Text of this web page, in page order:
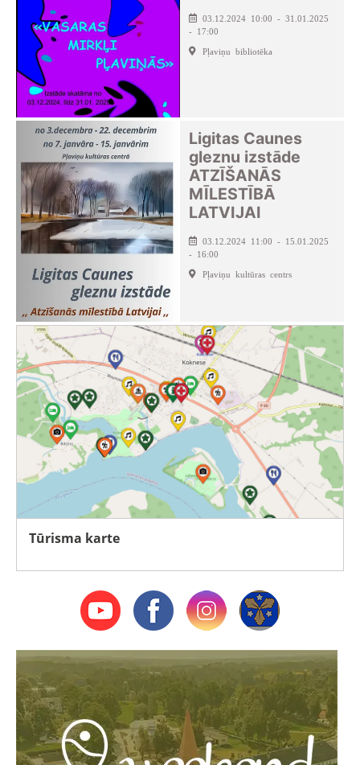
03.12.2024 10:00 - 31.01.2025
- 17:00
Pļaviņu bibliotēka
Ligitas Caunes
gleznu izstāde
ATZĪŠANĀS
MĪLESTĪBĀ
LATVIJAI
03.12.2024 11:00 - 15.01.2025
- 16:00
Pļaviņu kultūras centrs
Tūrisma karte